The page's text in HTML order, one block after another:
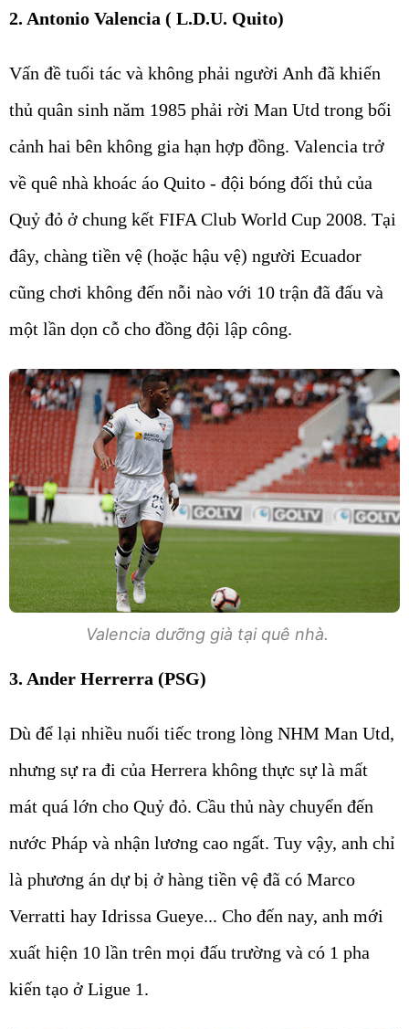
2. Antonio Valencia ( L.D.U. Quito)
Vấn đề tuổi tác và không phải người Anh đã khiến
thủ quân sinh năm 1985 phải rời Man Utd trong bối
cảnh hai bên không gia hạn hợp đồng. Valencia trở
về quê nhà khoác áo Quito - đội bóng đối thủ của
Quỷ đỏ ở chung kết FIFA Club World Cup 2008. Tại
đây, chàng tiền vệ (hoặc hậu vệ) người Ecuador
cũng chơi không đến nỗi nào với 10 trận đã đấu và
một lần dọn cỗ cho đồng đội lập công.
Valencia dưỡng già tại quê nhà.
3. Ander Herrerra (PSG)
Dù để lại nhiều nuối tiếc trong lòng NHM Man Utd,
nhưng sự ra đi của Herrera không thực sự là mất
mát quá lớn cho Quỷ đỏ. Cầu thủ này chuyển đến
nước Pháp và nhận lương cao ngất. Tuy vậy, anh chỉ
là phương án dự bị ở hàng tiền vệ đã có Marco
Verratti hay Idrissa Gueye... Cho đến nay, anh mới
xuất hiện 10 lần trên mọi đấu trường và có 1 pha
kiến tạo ở Ligue 1.